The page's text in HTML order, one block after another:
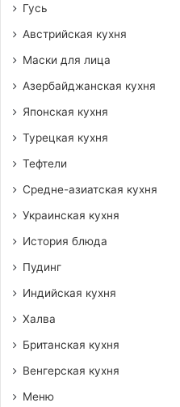
Гусь
Австрийская кухня
Маски для лица
Азербайджанская кухня
Японская кухня
Турецкая кухня
Тефтели
Средне-азиатская кухня
Украинская кухня
История блюда
Пудинг
Индийская кухня
Халва
Британская кухня
Венгерская кухня
Меню